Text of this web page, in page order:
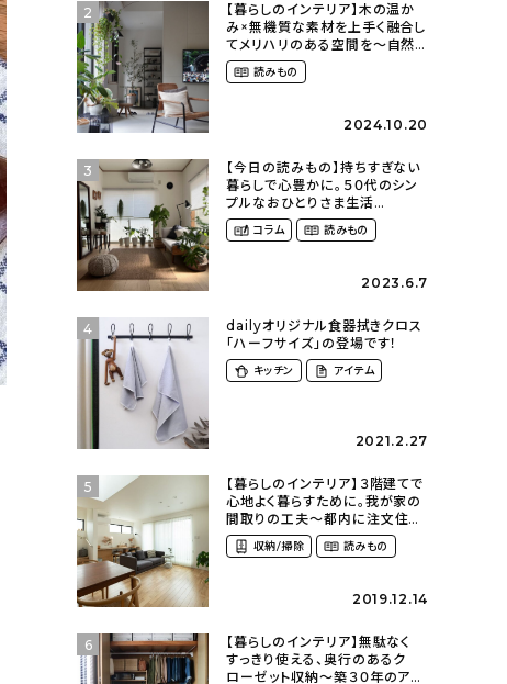
2
【暮らしのインテリア】木の温か
み×無機質な素材を上手く融合し
てメリハリのある空間を〜自然
に囲まれて暮らす（ki_no_ieさ
ん） 読みもの
2024.10.20
3
【今日の読みもの】持ちすぎない
暮らしで心豊かに。５０代のシン
プルなおひとりさま生活
（ohitorisama_kurasiさん）
コラム 読みもの
2023.6.7
4
dailyオリジナル食器拭きクロス
「ハーフサイズ」の登場です！
キッチン アイテム
2021.2.27
5
【暮らしのインテリア】３階建てで
心地よく暮らすために。我が家の
間取りの工夫〜都内に注文住宅
を建てるということ
（azu_k1009さん）
収納/掃除 読みもの
2019.12.14
6
【暮らしのインテリア】無駄なく
すっきり使える、奥行のあるク
ローゼット収納〜築３０年のア